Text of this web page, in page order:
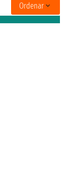
Ordenar